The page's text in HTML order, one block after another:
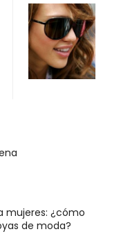
mujeres: ¿cómo
de moda?